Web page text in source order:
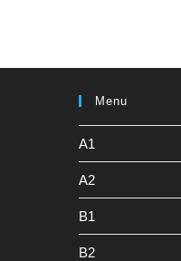
Menu
A1
A2
B1
B2